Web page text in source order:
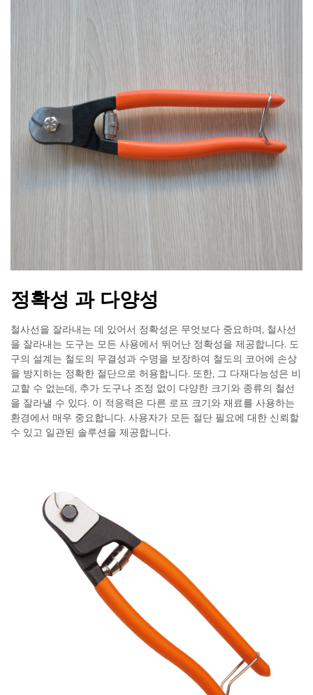
정확성 과 다양성
철사선을 잘라내는 데 있어서 정확성은 무엇보다 중요하며, 철사선
을 잘라내는 도구는 모든 사용에서 뛰어난 정확성을 제공합니다. 도
구의 설계는 철도의 무결성과 수명을 보장하여 철도의 코어에 손상
을 방지하는 정확한 절단으로 허용합니다. 또한, 그 다재다능성은 비
교할 수 없는데, 추가 도구나 조정 없이 다양한 크기와 종류의 철선
을 잘라낼 수 있다. 이 적응력은 다른 로프 크기와 재료를 사용하는
환경에서 매우 중요합니다. 사용자가 모든 절단 필요에 대한 신뢰할
수 있고 일관된 솔루션을 제공합니다.